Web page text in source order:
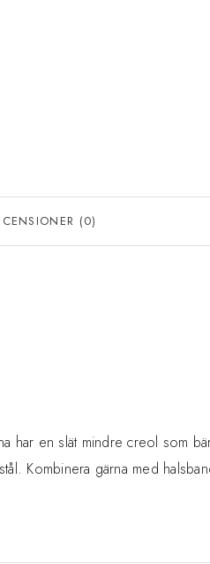
(0)
har en slät mindre creol som
Kombinera gärna med